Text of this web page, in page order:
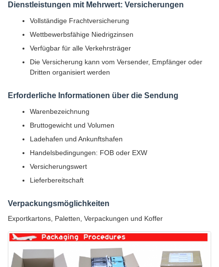
Dienstleistungen mit Mehrwert: Versicherungen
Vollständige Frachtversicherung
Wettbewerbsfähige Niedrigzinsen
Verfügbar für alle Verkehrsträger
Die Versicherung kann vom Versender, Empfänger oder
Dritten organisiert werden
Erforderliche Informationen über die Sendung
Warenbezeichnung
Bruttogewicht und Volumen
Ladehafen und Ankunftshafen
Handelsbedingungen: FOB oder EXW
Versicherungswert
Lieferbereitschaft
Verpackungsmöglichkeiten
Exportkartons, Paletten, Verpackungen und Koffer